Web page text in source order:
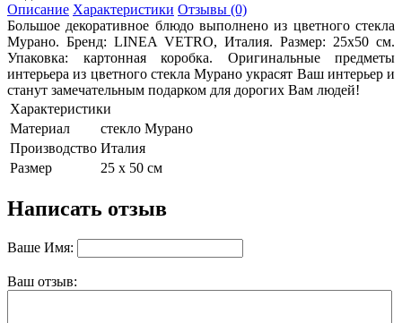
Описание Характеристики Отзывы (0)
Большое декоративное блюдо выполнено из цветного стекла
Мурано. Бренд: LINEA VETRO, Италия. Размер: 25х50 см.
Упаковка: картонная коробка. Оригинальные предметы
интерьера из цветного стекла Мурано украсят Ваш интерьер и
станут замечательным подарком для дорогих Вам людей!
Характеристики
Материал
стекло Мурано
Производство Италия
Размер
25 х 50 см
Написать отзыв
Ваше Имя:
Ваш отзыв: